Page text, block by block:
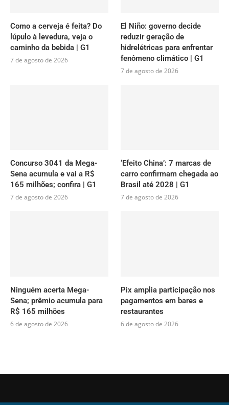
Como a cerveja é feita? Do
lúpulo à levedura, veja o
caminho da bebida | G1
7 de agosto de 2026
El Niño: governo decide
reduzir geração de
hidrelétricas para enfrentar
fenômeno climático | G1
7 de agosto de 2026
Concurso 3041 da Mega-
Sena acumula e vai a R$
165 milhões; confira | G1
7 de agosto de 2026
‘Efeito China’: 7 marcas de
carro confirmam chegada ao
Brasil até 2028 | G1
7 de agosto de 2026
Ninguém acerta Mega-
Sena; prêmio acumula para
R$ 165 milhões
6 de agosto de 2026
Pix amplia participação nos
pagamentos em bares e
restaurantes
6 de agosto de 2026